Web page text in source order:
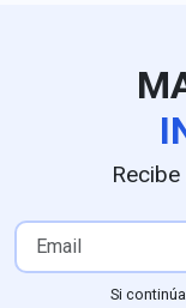
principal obstáculo.
Si